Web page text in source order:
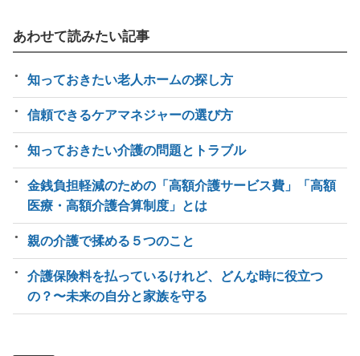
あわせて読みたい記事
知っておきたい老人ホームの探し方
信頼できるケアマネジャーの選び方
知っておきたい介護の問題とトラブル
金銭負担軽減のための「高額介護サービス費」「高額
医療・高額介護合算制度」とは
親の介護で揉める５つのこと
介護保険料を払っているけれど、どんな時に役立つ
の？〜未来の自分と家族を守る